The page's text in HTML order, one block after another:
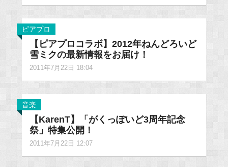
ピアプロ
【ピアプロコラボ】2012年ねんどろいど
雪ミクの最新情報をお届け！
2011年7月22日 18:04
音楽
【KarenT】「がくっぽいど3周年記念
祭」特集公開！
2011年7月22日 12:07